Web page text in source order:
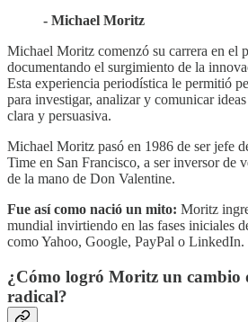
- Michael Moritz
Michael Moritz comenzó su carrera en el
documentando el surgimiento de la
Esta experiencia periodística le permitió
para investigar, analizar y comunicar
clara y persuasiva.
Michael Moritz pasó en 1986 de ser jefe
Time en San Francisco, a ser inversor de
de la mano de Don Valentine.
Fue así como nació un mito: Moritz
mundial invirtiendo en las fases iniciales
como Yahoo, Google, PayPal o LinkedIn.
¿Cómo logró Moritz un cambio
radical?